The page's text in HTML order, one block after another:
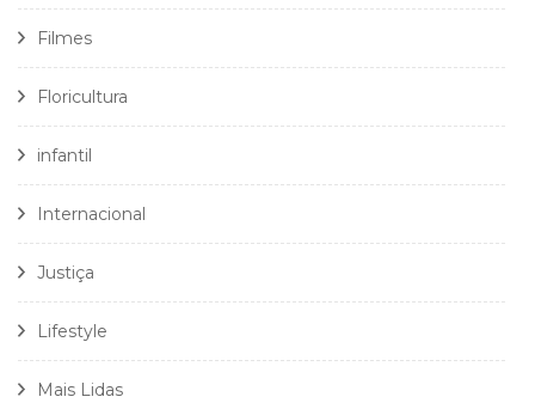
Filmes
Floricultura
infantil
Internacional
Justiça
Lifestyle
Mais Lidas